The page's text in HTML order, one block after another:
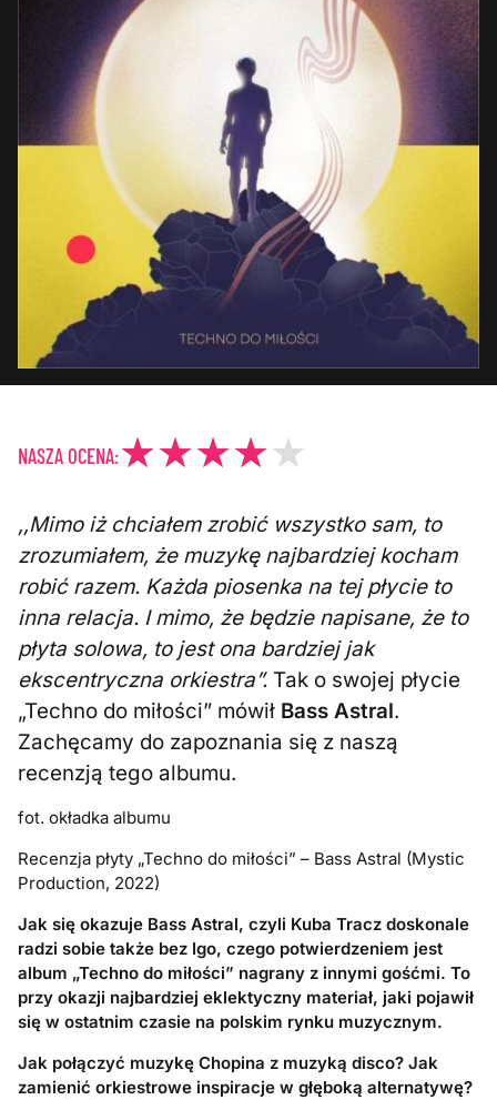
NASZA OCENA:
,,Mimo iż chciałem zrobić wszystko sam, to
zrozumiałem, że muzykę najbardziej kocham
robić razem. Każda piosenka na tej płycie to
inna relacja. I mimo, że będzie napisane, że to
płyta solowa, to jest ona bardziej jak
ekscentryczna orkiestra”. Tak o swojej płycie
„Techno do miłości” mówił Bass Astral.
Zachęcamy do zapoznania się z naszą
recenzją tego albumu.
fot. okładka albumu
Recenzja płyty „Techno do miłości” – Bass Astral (Mystic
Production, 2022)
Jak się okazuje Bass Astral, czyli Kuba Tracz doskonale
radzi sobie także bez Igo, czego potwierdzeniem jest
album „Techno do miłości” nagrany z innymi gośćmi. To
przy okazji najbardziej eklektyczny materiał, jaki pojawił
się w ostatnim czasie na polskim rynku muzycznym.
Jak połączyć muzykę Chopina z muzyką disco? Jak
zamienić orkiestrowe inspiracje w głęboką alternatywę?